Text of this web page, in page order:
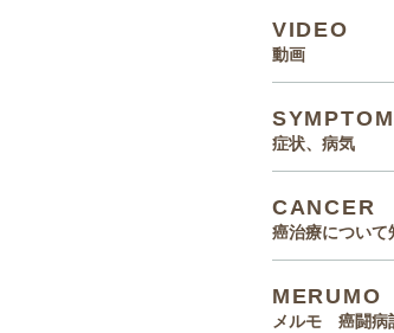
VIDEO
動画
SYMPTOM
症状、病気
CANCER
癌治療について
MERUMO
メルモ 癌闘病